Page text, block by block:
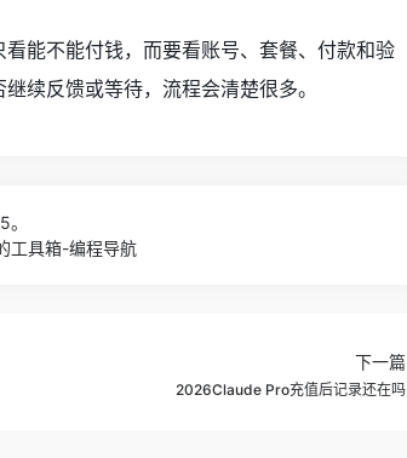
能不能付钱，而要看账号、套餐、付款和验
续反馈或等待，流程会清楚很多。
工具箱-编程导航
下一篇
2026Claude Pro充值后记录还在吗